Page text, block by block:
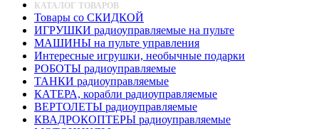
КАТАЛОГ ТОВАРОВ
Товары со СКИДКОЙ
ИГРУШКИ радиоуправляемые на пульте
МАШИНЫ на пульте управления
Интересные игрушки, необычные подарки
РОБОТЫ радиоуправляемые
ТАНКИ радиоуправляемые
КАТЕРА, корабли радиоуправляемые
ВЕРТОЛЕТЫ радиоуправляемые
КВАДРОКОПТЕРЫ радиоуправляемые